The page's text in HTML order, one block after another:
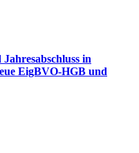
in
EigBVO-HGB und